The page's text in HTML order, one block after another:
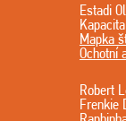
Estadi
Mapka
Ochotní
Robert
Frenkie